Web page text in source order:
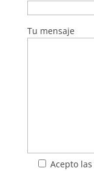
Tu mensaje
Acepto